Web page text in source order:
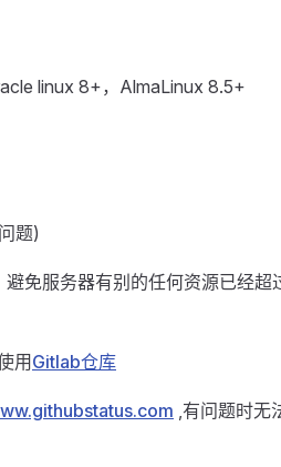
linux 8+，AlmaLinux 8.5+
题)
免服务器有别的任何资源已经超
用 Gitlab仓库
,有问题时无